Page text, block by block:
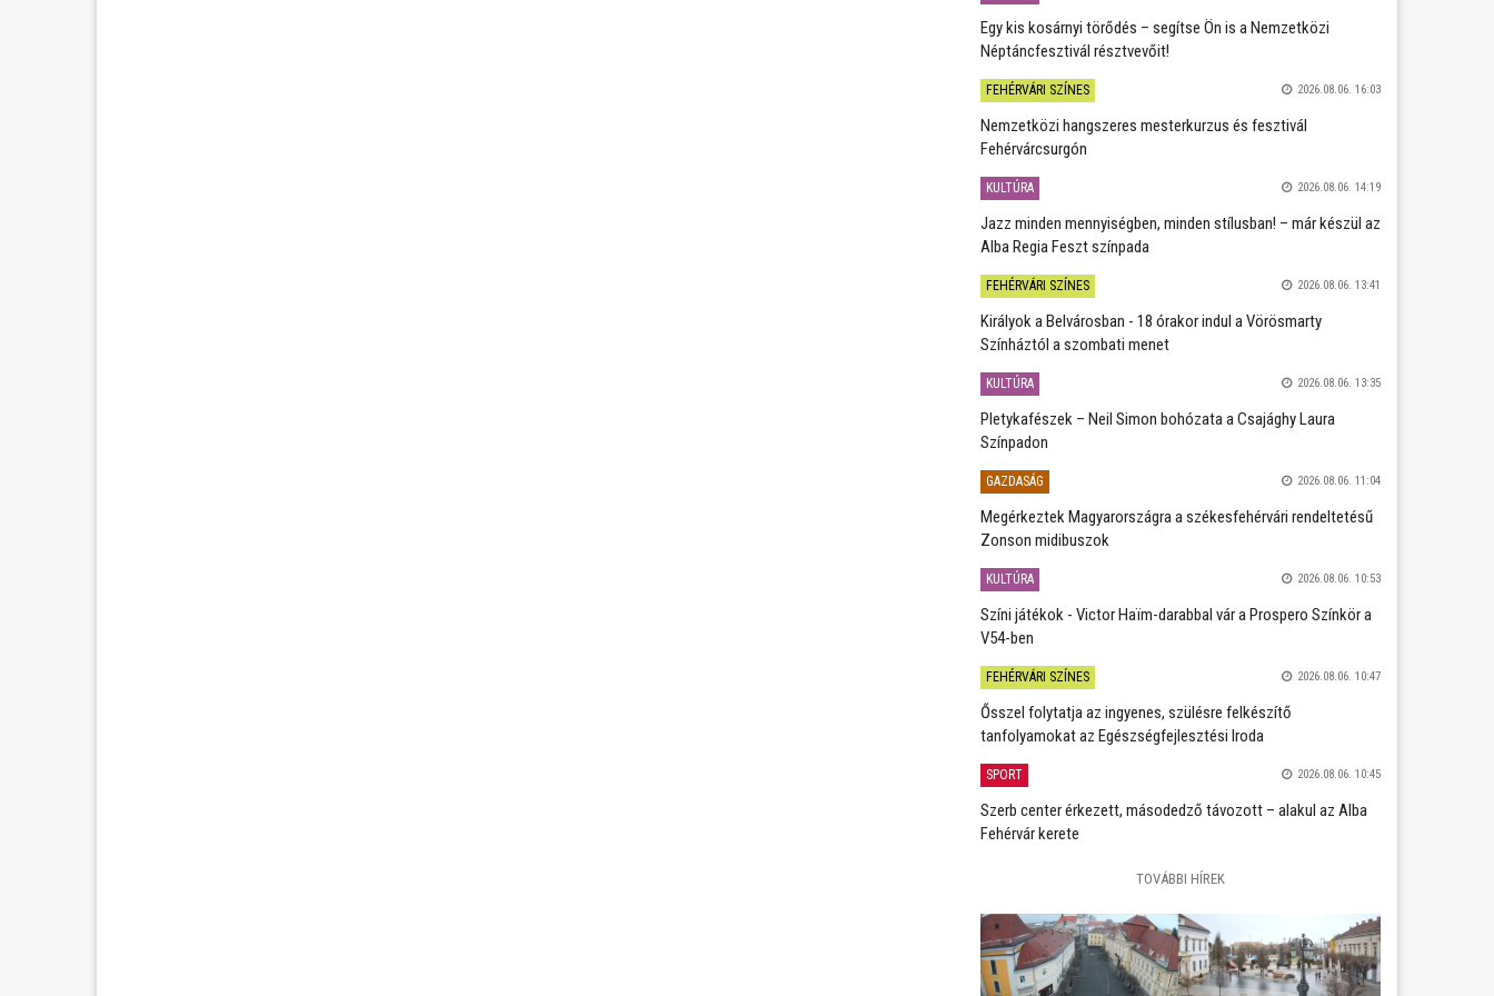
Egy kis kosárnyi törődés – segítse Ön is a Nemzetközi
Néptáncfesztivál résztvevőit!
FEHÉRVÁRI SZÍNES 2026.08.06. 16:03
Nemzetközi hangszeres mesterkurzus és fesztivál
Fehérvárcsurgón
KULTÚRA 2026.08.06. 14:19
Jazz minden mennyiségben, minden stílusban! – már készül az
Alba Regia Feszt színpada
FEHÉRVÁRI SZÍNES 2026.08.06. 13:41
Királyok a Belvárosban - 18 órakor indul a Vörösmarty
Színháztól a szombati menet
KULTÚRA 2026.08.06. 13:35
Pletykafészek – Neil Simon bohózata a Csajághy Laura
Színpadon
GAZDASÁG 2026.08.06. 11:04
Megérkeztek Magyarországra a székesfehérvári rendeltetésű
Zonson midibuszok
KULTÚRA 2026.08.06. 10:53
Színi játékok - Victor Haïm-darabbal vár a Prospero Színkör a
V54-ben
FEHÉRVÁRI SZÍNES 2026.08.06. 10:47
Ősszel folytatja az ingyenes, szülésre felkészítő
tanfolyamokat az Egészségfejlesztési Iroda
SPORT 2026.08.06. 10:45
Szerb center érkezett, másodedző távozott – alakul az Alba
Fehérvár kerete
TOVÁBBI HÍREK